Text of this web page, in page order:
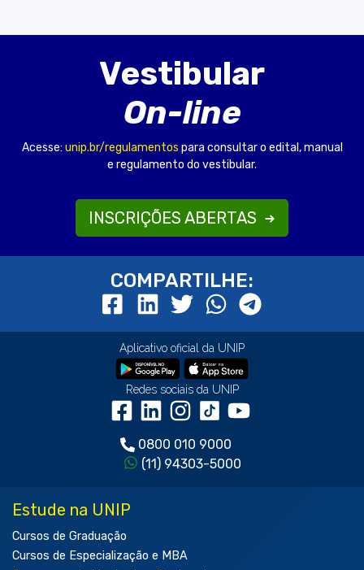
Vestibular
On-line
Acesse: unip.br/regulamentos para consultar o edital, manual
e regulamento do vestibular.
INSCRIÇÕES ABERTAS
COMPARTILHE:
Aplicativo oficial da UNIP
Redes sociais da UNIP
0800 010 9000
(11) 94303-5000
Estude na UNIP
Cursos de Graduação
Cursos de Especialização e MBA